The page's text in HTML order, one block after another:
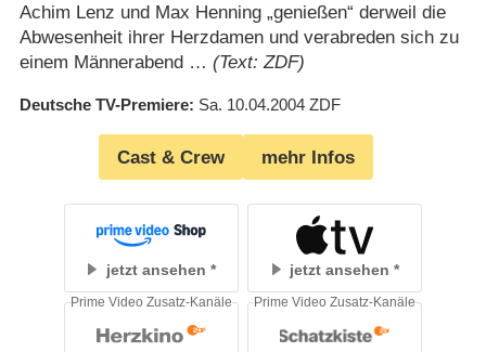
Achim Lenz und Max Henning „genießen“ derweil die
Abwesenheit ihrer Herzdamen und verabreden sich zu
einem Männerabend … (Text: ZDF)
Deutsche TV-Premiere Sa. 10.04.2004 ZDF
Cast & Crew mehr Infos
jetzt ansehen jetzt ansehen
Prime Video Zusatz-Kanäle Prime Video Zusatz-Kanäle